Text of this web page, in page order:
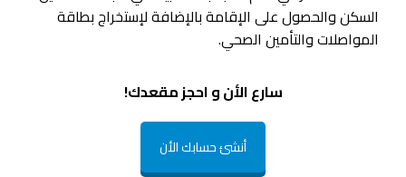
السكن والحصول على الإقامة بالإضافة لإستخراج بطاقة
المواصلات والتأمين الصحي.
سارع الأن و احجز مقعدك!
أنشئ حسابك الأن